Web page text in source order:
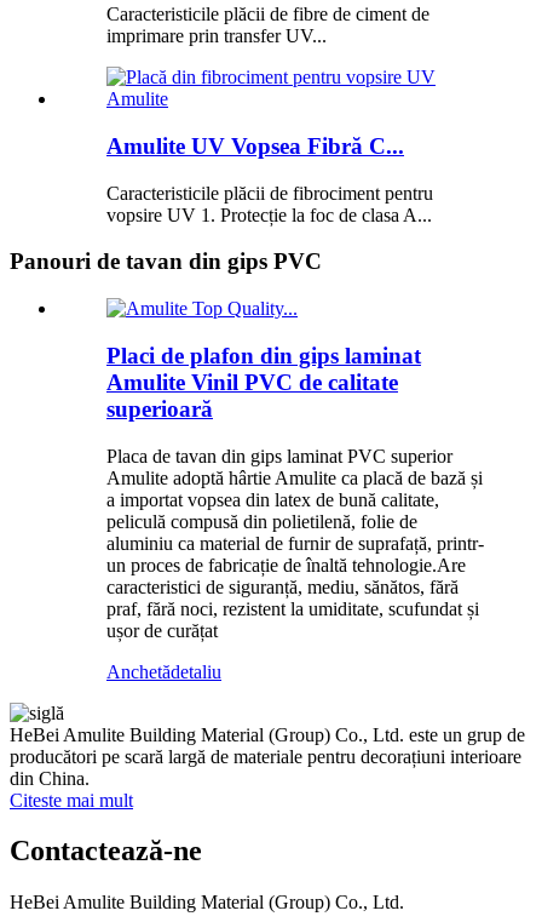
Caracteristicile plăcii de fibre de ciment de
imprimare prin transfer UV...
Amulite UV Vopsea Fibră C...
Caracteristicile plăcii de fibrociment pentru
vopsire UV 1. Protecție la foc de clasa A...
Panouri de tavan din gips PVC
Placi de plafon din gips laminat
Amulite Vinil PVC de calitate
superioară
Placa de tavan din gips laminat PVC superior
Amulite adoptă hârtie Amulite ca placă de bază și
a importat vopsea din latex de bună calitate,
peliculă compusă din polietilenă, folie de
aluminiu ca material de furnir de suprafață, printr-
un proces de fabricație de înaltă tehnologie.Are
caracteristici de siguranță, mediu, sănătos, fără
praf, fără noci, rezistent la umiditate, scufundat și
ușor de curățat
Anchetădetaliu
HeBei Amulite Building Material (Group) Co., Ltd. este un grup de
producători pe scară largă de materiale pentru decorațiuni interioare
din China.
Citeste mai mult
Contactează-ne
HeBei Amulite Building Material (Group) Co., Ltd.